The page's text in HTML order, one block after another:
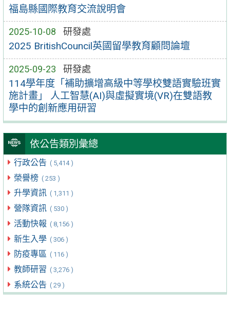
福島縣國際教育交流說明會
2025-10-08 研發處
2025 BritishCouncil英國留學教育顧問論壇
2025-09-23 研發處
114學年度「補助擴增高級中等學校雙語實驗班實
施計畫」 人工智慧(AI)與虛擬實境(VR)在雙語教
學中的創新應用研習
依公告類別彙總
行政公告 ( 5,414 )
榮譽榜 ( 253 )
升學資訊 ( 1,311 )
營隊資訊 ( 530 )
活動快報 ( 8,156 )
新生入學 ( 306 )
防疫專區 ( 116 )
教師研習 ( 3,276 )
系統公告 ( 29 )